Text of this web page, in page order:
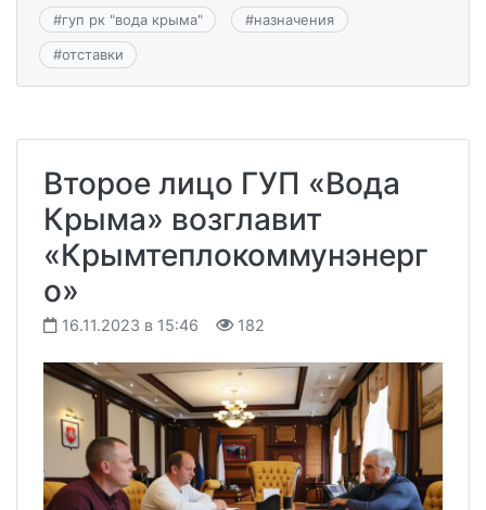
#гуп рк "вода крыма" #назначения
#отставки
Второе лицо ГУП «Вода
Крыма» возглавит
«Крымтеплокоммунэнерг
о»
16.11.2023 в 15:46 182